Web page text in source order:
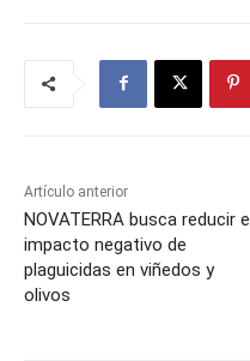
Artículo anterior
NOVATERRA busca reducir el
impacto negativo de
plaguicidas en viñedos y
olivos